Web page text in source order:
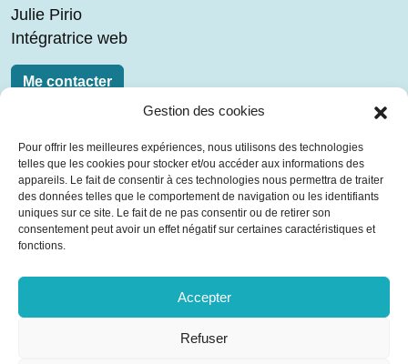
Gestion des cookies
Pour offrir les meilleures expériences, nous utilisons des technologies
telles que les cookies pour stocker et/ou accéder aux informations des
appareils. Le fait de consentir à ces technologies nous permettra de traiter
des données telles que le comportement de navigation ou les identifiants
uniques sur ce site. Le fait de ne pas consentir ou de retirer son
consentement peut avoir un effet négatif sur certaines caractéristiques et
fonctions.
Accepter
Refuser
Julie Pirio
Intégratrice web
Me contacter
Liens
Blog
Contact
Mentions légales
Plan du site
Télécharger mon CV
Réseaux sociaux